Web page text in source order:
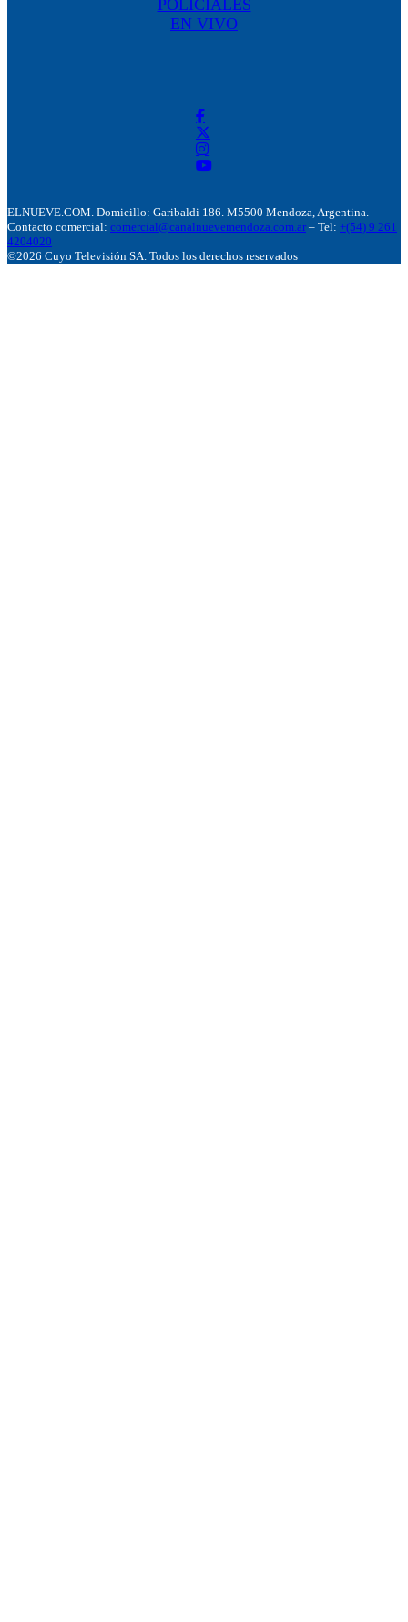
POLICIALES
EN VIVO
ELNUEVE.COM. Domicillo: Garibaldi 186. M5500 Mendoza, Argentina.
Contacto comercial: comercial@canalnuevemendoza.com.ar – Tel: +(54) 9 261
4204020
©2026 Cuyo Televisión SA. Todos los derechos reservados